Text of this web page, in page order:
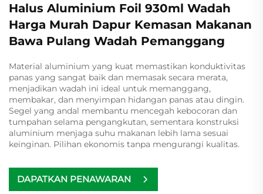
Halus Aluminium Foil 930ml Wadah
Harga Murah Dapur Kemasan Makanan
Bawa Pulang Wadah Pemanggang
Material aluminium yang kuat memastikan konduktivitas
panas yang sangat baik dan memasak secara merata,
menjadikan wadah ini ideal untuk memanggang,
membakar, dan menyimpan hidangan panas atau dingin.
Segel yang andal membantu mencegah kebocoran dan
tumpahan selama pengangkutan, sementara konstruksi
aluminium menjaga suhu makanan lebih lama sesuai
keinginan. Pilihan ekonomis tanpa mengurangi kualitas.
DAPATKAN PENAWARAN